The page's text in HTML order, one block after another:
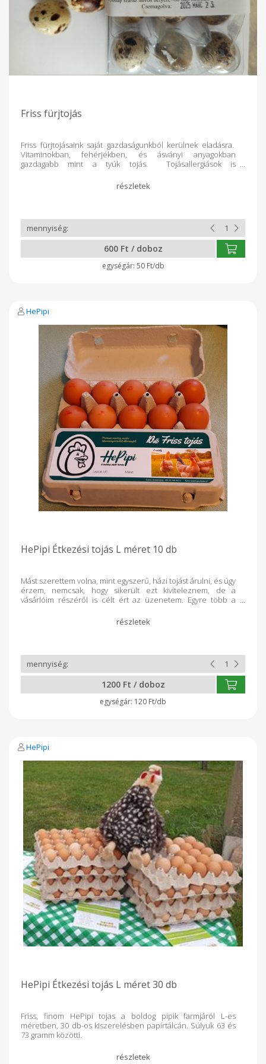
Friss fürjtojás
Friss fürjtojásaink saját gazdaságunkból kerülnek eladásra.
Vitaminokban, fehérjékben, és ásványi anyagokban
gazdagabb mint a tyúk tojás. Tojásallergiások is
zsír és koleszterin tartalma miatt diétázók is fogyaszthatják.
Elősegíti az agy jobb működését. Aki fogyasztja annak nő a
cukorbetegekre. Kismamáknak fokozottan előnyös. Mérsékli
a fogszuvasodást, hajhullást. Afrodiziákum. Kozmetikum. Az
egészségre gyakorolt jótékony hatását a ,, Fürjtojás maga a
csoda" internetes oldalon olvashatja el. Érdemes a fürjtojást
kúrának is utána nézni, mivel közel 100 betegség orvosolható
600 Ft / doboz
50 Ft/db
HePipi
HePipi Étkezési tojás L méret 10 db
Mást szerettem volna, mint egyszerű, házi tojást árulni, és úgy
érzem, nemcsak, hogy sikerült ezt kiviteleznem, de a
vásárlóim részéről is célt ért az üzenetem. Egyre több a
nyugodt, stresszmentes állattartást előnyben részesítők
aránya. A HePipi farmon a tyúkok szabadtartásban vannak, a
tartalmaz hozamfokozókat, tojássárgító porokat, ipari
melléktermékeket, ellenben rengeteg zöld takarmányt,
biobúzát és kukoricát fogyasztanak. Én örömömet lelem a
vitalitásukban, ők pedig kiváló minőségű tojásokkal hálálják
meg a törődést, ezzel járulva hozzá az egészségetekhez.
1200 Ft / doboz
120 Ft/db
HePipi
HePipi Étkezési tojás L méret 30 db
Friss, finom HePipi tojas a boldog pipik farmjáról L-es
méretben, 30 db-os kiszerelésben papírtálcán. Súlyuk 63 és
73 gramm közötti.